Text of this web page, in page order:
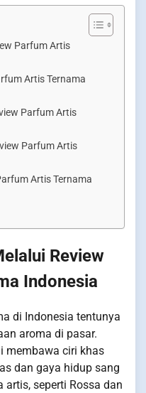
Parfum Artis
Artis Ternama
Parfum Artis
Parfum Artis
Artis Ternama
Review
Indonesia
di Indonesia tentunya
aroma di pasar.
membawa ciri khas
dan gaya hidup sang
artis, seperti Rossa dan